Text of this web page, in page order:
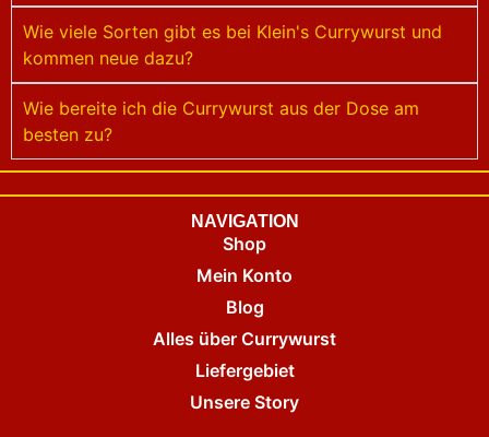
Wie viele Sorten gibt es bei Klein's Currywurst und
kommen neue dazu?
Wie bereite ich die Currywurst aus der Dose am
besten zu?
NAVIGATION
Shop
Mein Konto
Blog
Alles über Currywurst
Liefergebiet
Unsere Story